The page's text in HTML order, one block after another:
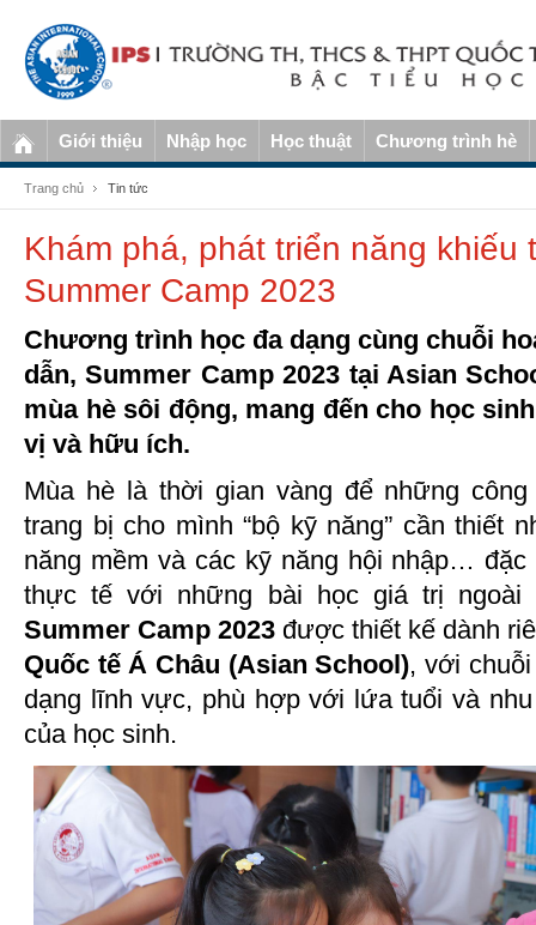
Giới thiệu Nhập học Học thuật Chương trình hè
Trang chủ Tin tức
Khám phá, phát triển năng khiếu
Summer Camp 2023
Chương trình học đa dạng cùng chuỗi
dẫn, Summer Camp 2023 tại Asian
mùa hè sôi động, mang đến cho học
vị và hữu ích.
Mùa hè là thời gian vàng để những
trang bị cho mình “bộ kỹ năng” cần thiết
năng mềm và các kỹ năng hội nhập… đặc
thực tế với những bài học giá trị ngoài
Summer Camp 2023 được thiết kế dành
Quốc tế Á Châu (Asian School), với
dạng lĩnh vực, phù hợp với lứa tuổi và
của học sinh.